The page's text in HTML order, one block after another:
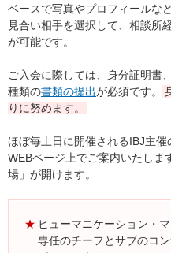
ベースで写真やプロフィールな
見合い相手を選択して、相談所
が可能です。
ご入会に際しては、身分証明書
種類の書類の提出が必須です。
りに努めます。
ほぼ毎土日に開催されるIBJ主
WEBページ上でご案内いたしま
場」が開けます。
ヒューマニケーション・
専任のチーフとサブのコ